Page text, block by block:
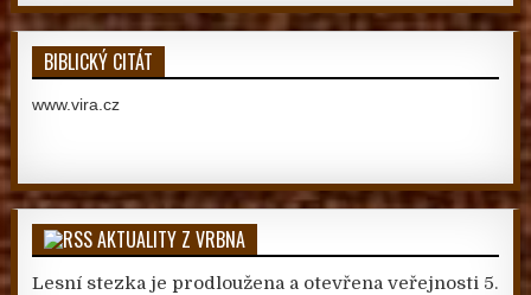
BIBLICKÝ CITÁT
www.vira.cz
AKTUALITY Z VRBNA
Lesní stezka je prodloužena a otevřena veřejnosti 5.